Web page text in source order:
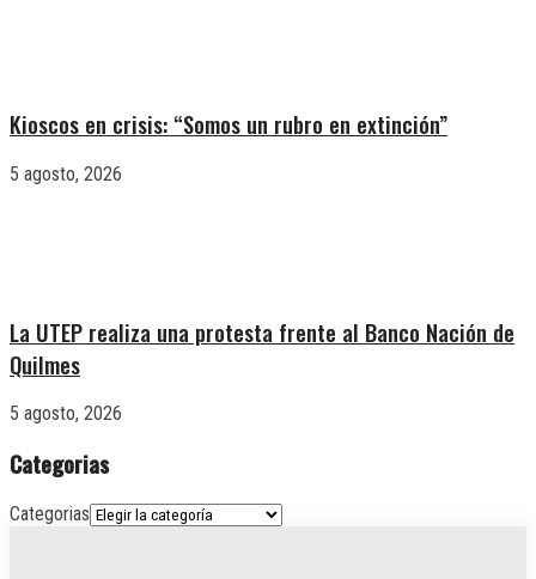
Kioscos en crisis: “Somos un rubro en extinción”
5 agosto, 2026
La UTEP realiza una protesta frente al Banco Nación de
Quilmes
5 agosto, 2026
Categorias
Categorias